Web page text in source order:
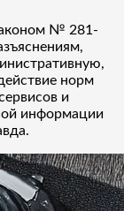
№ 281-
норм
и
информации